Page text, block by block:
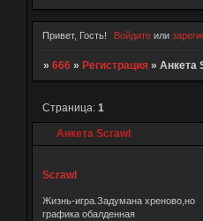
Привет, Гость! Войдите или
» 666 » Регистрация » Анкета
Анкета Scrawl
Страница: 1
Scrawl
Жизнь-игра.Задумана хреново,но
графика обалденная